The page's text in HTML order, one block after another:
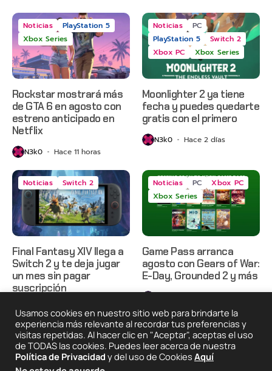
Noticias
PlayStation 5
Xbox Series
Rockstar mostrará más
de GTA 6 en agosto con
estreno anticipado en
Netflix
N3k0 Hace 11 horas
Noticias
PC
PlayStation 5
Switch 2
Xbox PC
Xbox Series
Moonlighter 2 ya tiene
fecha y puedes quedarte
gratis con el primero
N3k0 Hace 2 días
Noticias Switch 2
Final Fantasy XIV llega a
Switch 2 y te deja jugar
un mes sin pagar
suscripción
N3k0 Hace 3 días
Noticias PC
Xbox PC
Xbox Series
Game Pass arranca
agosto con Gears of War:
E-Day, Grounded 2 y más
2025 © Degeneraciónx.com | Anime, Games & Nothing
Usamos cookies en nuestro sitio web para brindarte la
experiencia más relevante al recordar tus preferencias y
visitas repetidas. Al hacer clic en "Aceptar", aceptas el uso
de TODAS las cookies. Puedes leer acerca de nuestra
Política de Privacidad y del uso de Cookies Aquí